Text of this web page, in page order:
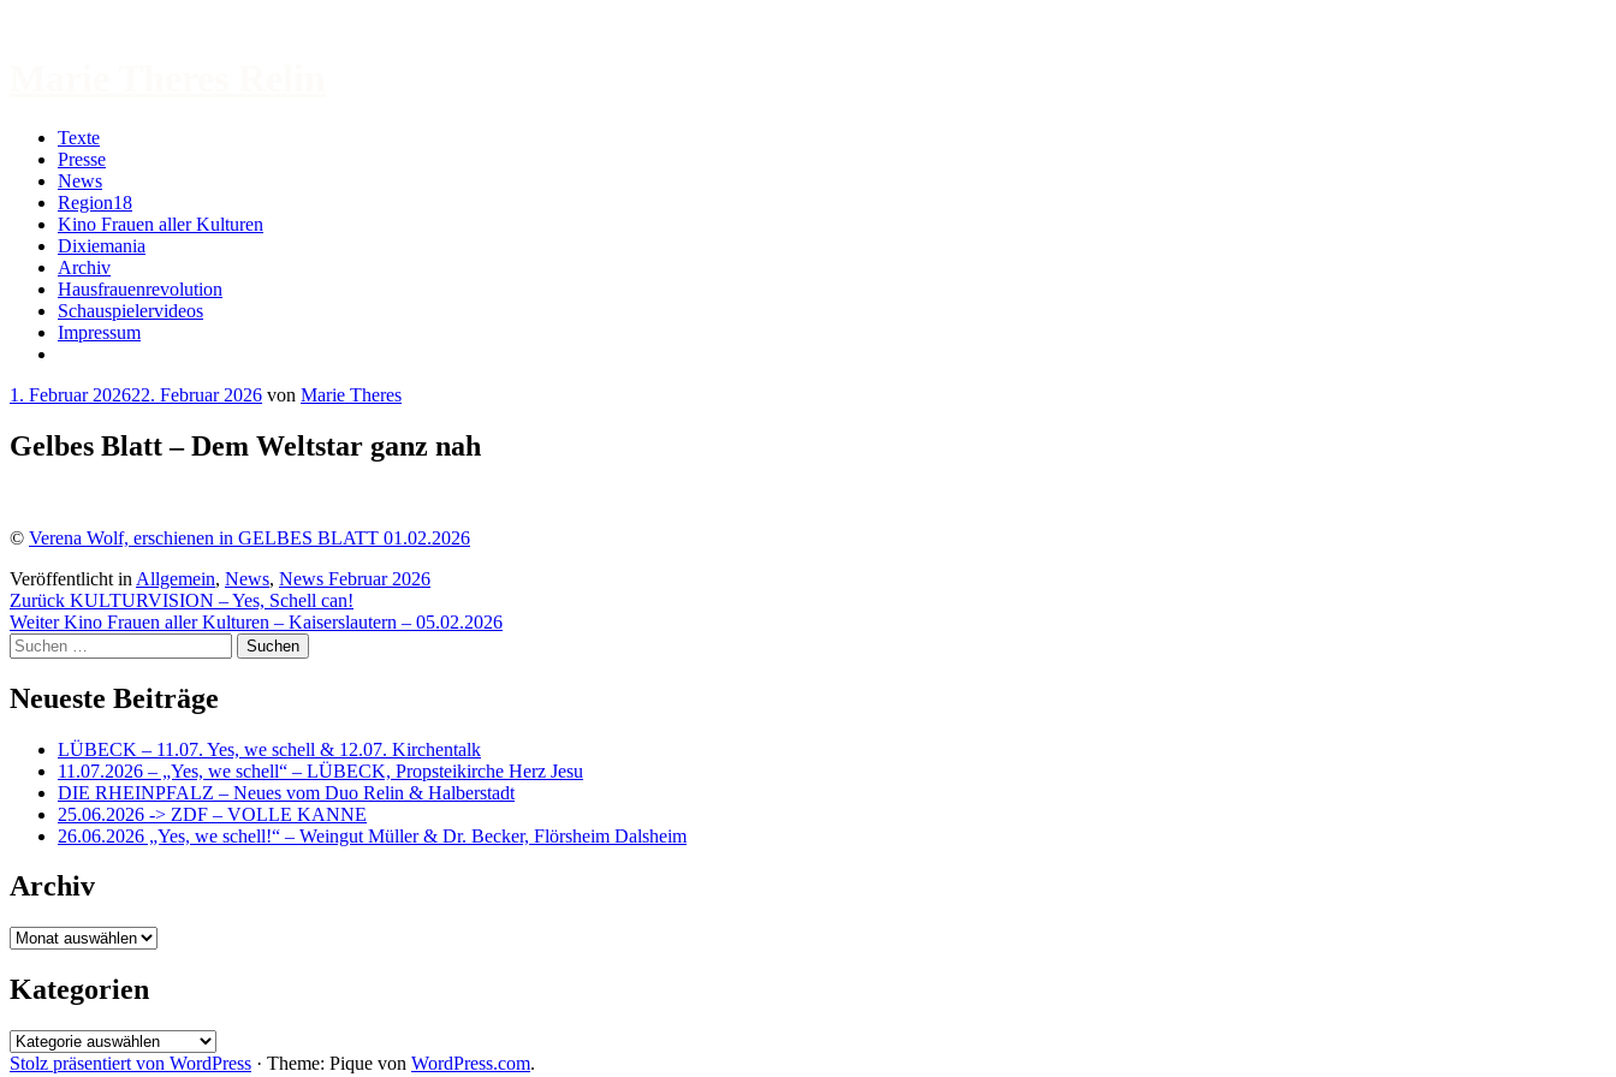
Texte
Presse
News
Region18
Kino Frauen aller Kulturen
Dixiemania
Archiv
Hausfrauenrevolution
Schauspielervideos
Impressum
1. Februar 202622. Februar 2026 von Marie Theres
Gelbes Blatt – Dem Weltstar ganz nah
© Verena Wolf, erschienen in GELBES BLATT 01.02.2026
Veröffentlicht in Allgemein, News, News Februar 2026
Beitragsnavigation
Zurück KULTURVISION – Yes, Schell can!
WeiterKino Frauen aller Kulturen – Kaiserslautern – 05.02.2026
Suchen
nach:
Neueste Beiträge
LÜBECK – 11.07. Yes, we schell & 12.07. Kirchentalk
11.07.2026 – „Yes, we schell“ – LÜBECK, Propsteikirche Herz Jesu
DIE RHEINPFALZ – Neues vom Duo Relin & Halberstadt
25.06.2026 -> ZDF – VOLLE KANNE
26.06.2026 „Yes, we schell!“ – Weingut Müller & Dr. Becker, Flörsheim Dalsheim
Archiv
Archiv
Kategorien
Kategorien
Stolz präsentiert von WordPress · Theme: Pique von WordPress.com.